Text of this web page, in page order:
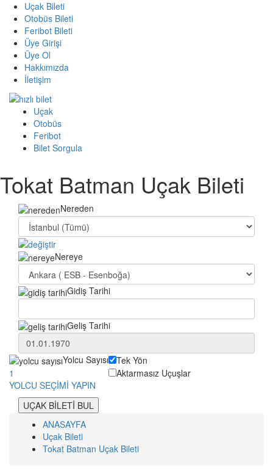
Uçak Bileti
Otobüs Bileti
Feribot Bileti
Üye Girişi
Üye Ol
Hakkımızda
İletişim
Uçak
Otobüs
Feribot
Bilet Sorgula
Tokat Batman Uçak Bileti
Nereden
Nereye
Gidiş Tarihi
Geliş Tarihi
Yolcu Sayısı
1
YOLCU SEÇİMİ YAPIN
Tek Yön
Aktarmasız Uçuşlar
UÇAK BİLETİ BUL
ANASAYFA
Uçak Bileti
Tokat Batman Uçak Bileti